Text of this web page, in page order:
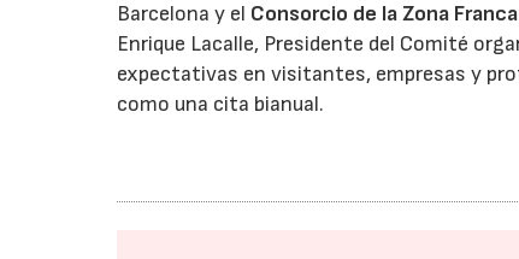
Barcelona y el Consorcio de la Zona Franca
Enrique Lacalle, Presidente del Comité
expectativas en visitantes, empresas y
como una cita bianual.